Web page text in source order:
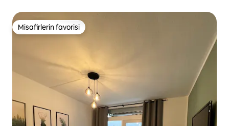
Misafirlerin favorisi
Misafirlerin favorisi